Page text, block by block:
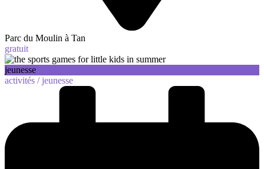
Parc du Moulin à Tan
gratuit
jeunesse
activités /jeunesse